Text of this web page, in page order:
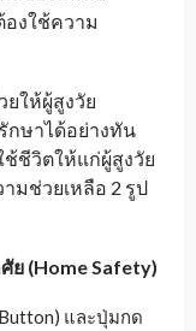
องใช้ความ
ให้ผู้สูงวัย
กษาได้อย่างทัน
ชีวิตให้แก่ผู้สูงวัย
ช่วยเหลือ 2 รูป
ย (Home Safety)
และปุ่มกด